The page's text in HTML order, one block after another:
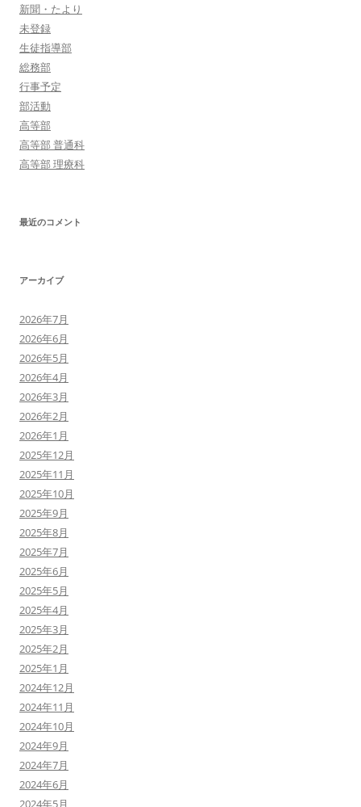
新聞・たより
未登録
生徒指導部
総務部
行事予定
部活動
高等部
高等部 普通科
高等部 理療科
最近のコメント
アーカイブ
2026年7月
2026年6月
2026年5月
2026年4月
2026年3月
2026年2月
2026年1月
2025年12月
2025年11月
2025年10月
2025年9月
2025年8月
2025年7月
2025年6月
2025年5月
2025年4月
2025年3月
2025年2月
2025年1月
2024年12月
2024年11月
2024年10月
2024年9月
2024年7月
2024年6月
2024年5月